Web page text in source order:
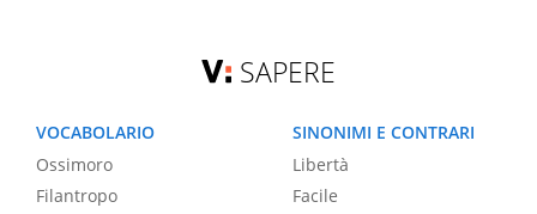
SAPERE
VOCABOLARIO
Ossimoro
Filantropo
SINONIMI E CONTRARI
Libertà
Facile